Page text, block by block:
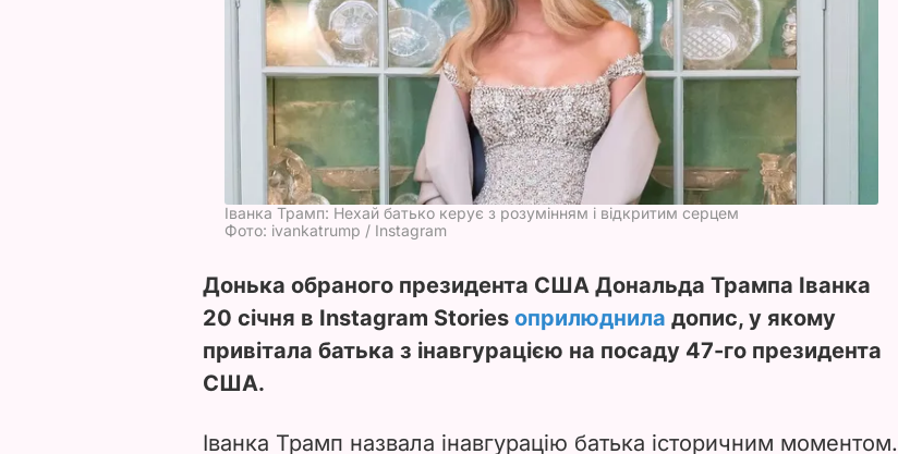
Іванка Трамп: Нехай батько керує з розумінням і відкритим серцем
Фото: ivankatrump / Instagram
Донька обраного президента США Дональда Трампа Іванка
20 січня в Instagram Stories оприлюднила допис, у якому
привітала батька з інавгурацією на посаду 47-го президента
США.
Іванка Трамп назвала інавгурацію батька історичним моментом.